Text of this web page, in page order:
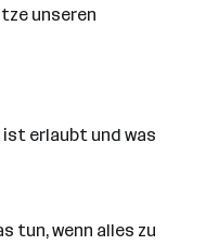
unseren
ist erlaubt und was
tun, wenn alles zu